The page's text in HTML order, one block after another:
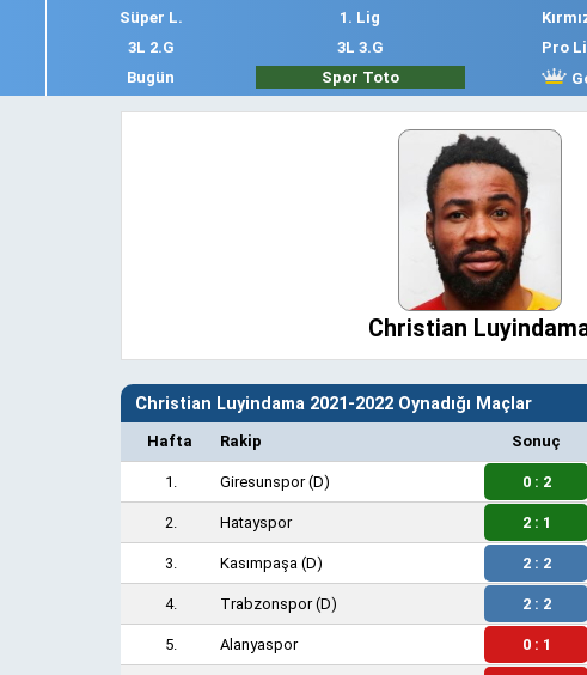
Süper L. 1. Lig
3L 2.G
3L 3.G Pro
Bugün
Spor Toto
Christian
Christian Luyindama 2021-2022 Oynadığı Maçlar
Hafta Rakip Sonuç
1. Giresunspor(D) 0 : 2
2. Hatayspor 2 : 1
3. Kasımpaşa (D) 2 : 2
4. Trabzonspor(D) 2 : 2
5. Alanyaspor 0 : 1